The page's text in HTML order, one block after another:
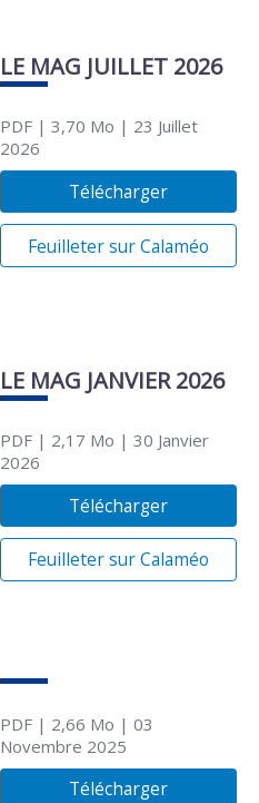
LE MAG JUILLET 2026
PDF| 3,70 Mo | 23 Juillet
2026
Télécharger
Feuilleter sur Calaméo
LE MAG JANVIER 2026
PDF| 2,17 Mo | 30 Janvier
2026
Télécharger
Feuilleter sur Calaméo
PDF| 2,66 Mo | 03
Novembre 2025
Télécharger